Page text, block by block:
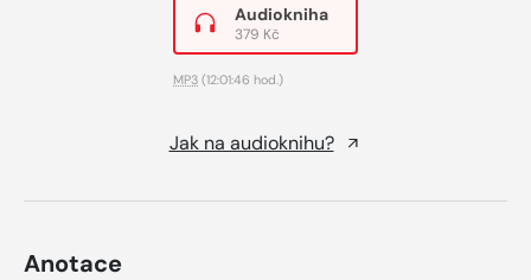
Audiokniha
379 Kč
MP3 (12:01:46 hod.)
Jak na audioknihu?
Anotace